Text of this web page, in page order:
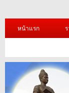
หน้าแรก